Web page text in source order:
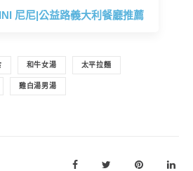
尼尼|公益路義大利餐廳推薦
和牛女湯 太平拉麵
雞白湯男湯